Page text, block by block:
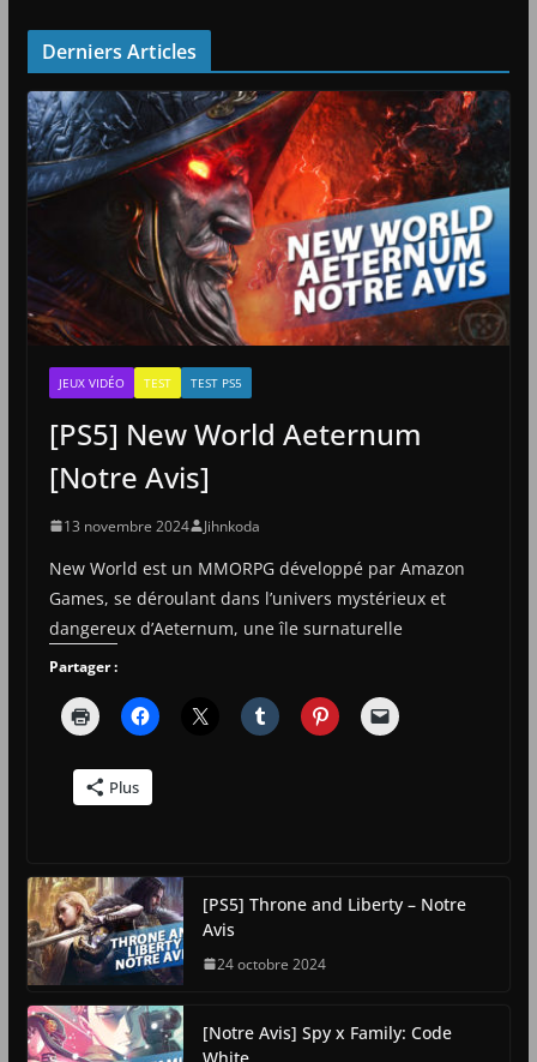
Derniers Articles
JEUX VIDÉO TEST TEST PS5
[PS5] New World Aeternum
[Notre Avis]
13 novembre 2024 Jihnkoda
New World est un MMORPG développé par Amazon
Games, se déroulant dans l’univers mystérieux et
dangereux d’Aeternum, une île surnaturelle
Partager :
Plus
[PS5] Throne and Liberty – Notre
Avis
24 octobre 2024
[Notre Avis] Spy x Family: Code
White